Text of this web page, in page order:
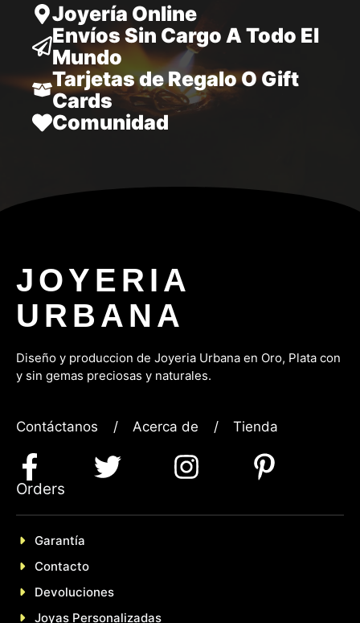
Joyería Online
Envíos Sin Cargo A Todo El
Mundo
Tarjetas de Regalo O Gift
Cards
Comunidad
JOYERIA
URBANA
Diseño y produccion de Joyeria Urbana en Oro, Plata con
y sin gemas preciosas y naturales.
Contáctanos / Acerca de / Tienda
Orders
Garantía
Contacto
Devoluciones
Joyas Personalizadas